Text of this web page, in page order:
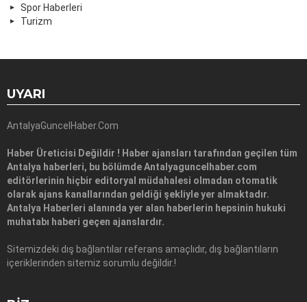
Spor Haberleri
Turizm
UYARI
AntalyaGuncelHaber.Com
Haber Üreticisi Değildir ! Haber ajansları tarafından geçilen tüm
Antalya haberleri, bu bölümde Antalyaguncelhaber.com
editörlerinin hiçbir editoryal müdahalesi olmadan otomatik
olarak ajans kanallarından geldiği şekliyle yer almaktadır.
Antalya Haberleri alanında yer alan haberlerin hepsinin hukuki
muhatabı haberi geçen ajanslardır.
Sitemizdeki dış bağlantılar referans amaçlıdır, dış bağlantıların
içeriklerinden sitemiz sorumlu değildir.!